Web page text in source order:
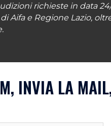
richieste in data
Aifa e Regione Lazio,
INVIA LA